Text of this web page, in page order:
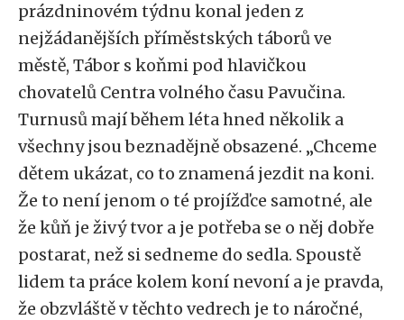
prázdninovém týdnu konal jeden z
nejžádanějších příměstských táborů ve
městě, Tábor s koňmi pod hlavičkou
chovatelů Centra volného času Pavučina.
Turnusů mají během léta hned několik a
všechny jsou beznadějně obsazené. „Chceme
dětem ukázat, co to znamená jezdit na koni.
Že to není jenom o té projížďce samotné, ale
že kůň je živý tvor a je potřeba se o něj dobře
postarat, než si sedneme do sedla. Spoustě
lidem ta práce kolem koní nevoní a je pravda,
že obzvláště v těchto vedrech je to náročné,